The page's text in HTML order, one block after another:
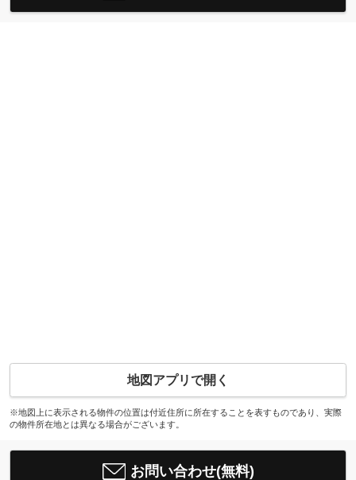
地図アプリで開く
※地図上に表示される物件の位置は付近住所に所在することを表すものであり、実際
の物件所在地とは異なる場合がございます。
お問い合わせ(無料)